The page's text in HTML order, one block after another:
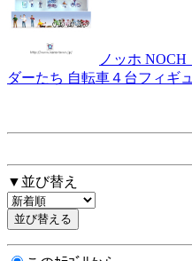
ノッホ NOCH
ダーたち 自転車４台フィギ
▼並び替え